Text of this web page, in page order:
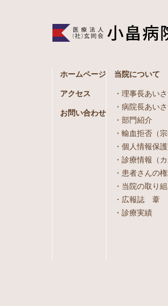
ホームページ
アクセス
お問い合わせ
当院について
理事長あい
病院長あい
部門紹介
輸血拒否（
個人情報保
診療情報（
患者さんの
当院の取り
広報誌 葦
診療実績